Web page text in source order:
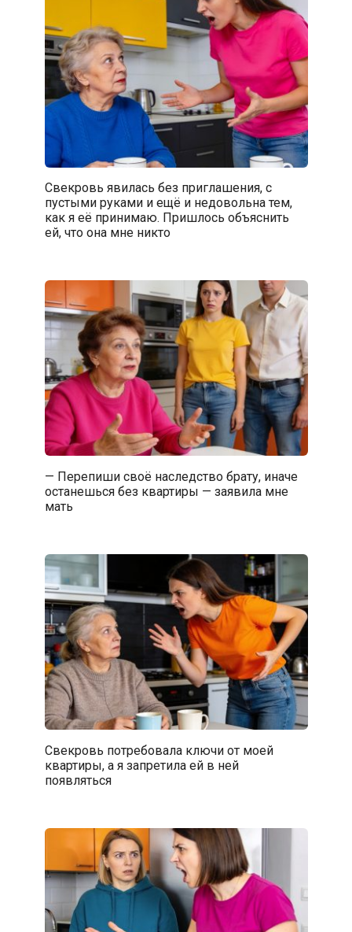
Свекровь явилась без приглашения, с
пустыми руками и ещё и недовольна тем,
как я её принимаю. Пришлось объяснить
ей, что она мне никто
— Перепиши своё наследство брату, иначе
останешься без квартиры — заявила мне
мать
Свекровь потребовала ключи от моей
квартиры, а я запретила ей в ней
появляться